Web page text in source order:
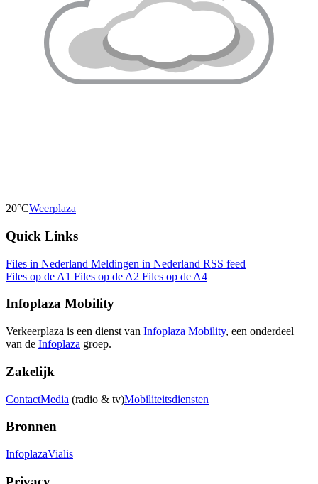
20°CWeerplaza
Quick Links
Files in Nederland Meldingen in Nederland RSS feed
Files op de A1 Files op de A2 Files op de A4
Infoplaza Mobility
Verkeerplaza is een dienst van Infoplaza Mobility, een onderdeel
van de Infoplaza groep.
Zakelijk
ContactMedia (radio & tv)Mobiliteitsdiensten
Bronnen
InfoplazaVialis